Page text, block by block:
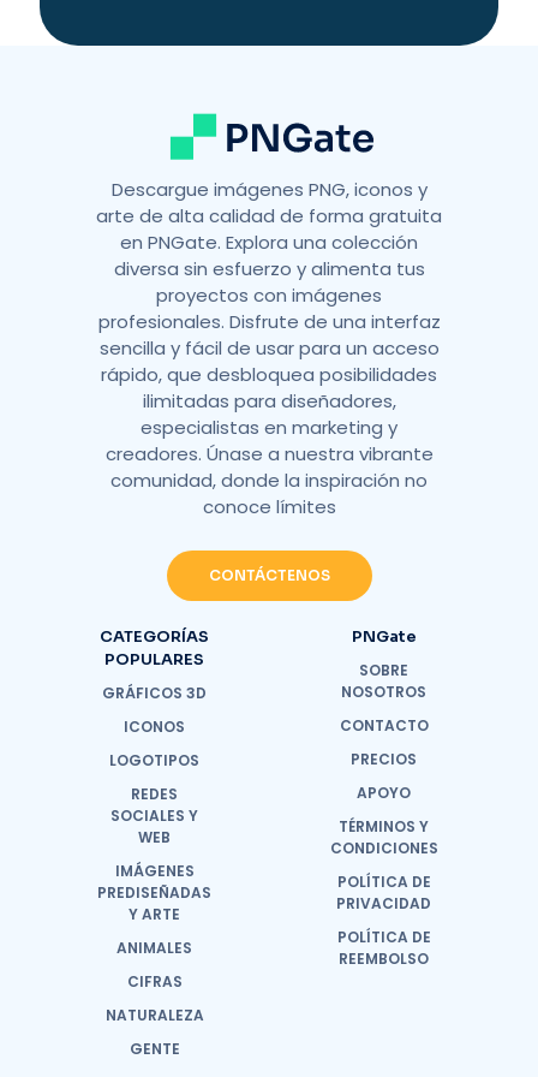
Descargue imágenes PNG, iconos y
arte de alta calidad de forma gratuita
en PNGate. Explora una colección
diversa sin esfuerzo y alimenta tus
proyectos con imágenes
profesionales. Disfrute de una interfaz
sencilla y fácil de usar para un acceso
rápido, que desbloquea posibilidades
ilimitadas para diseñadores,
especialistas en marketing y
creadores. Únase a nuestra vibrante
comunidad, donde la inspiración no
conoce límites
CONTÁCTENOS
CATEGORÍAS
POPULARES
GRÁFICOS 3D
ICONOS
LOGOTIPOS
REDES
SOCIALES Y
WEB
IMÁGENES
PREDISEÑADAS
Y ARTE
ANIMALES
CIFRAS
NATURALEZA
GENTE
PNGate
SOBRE
NOSOTROS
CONTACTO
PRECIOS
APOYO
TÉRMINOS Y
CONDICIONES
POLÍTICA DE
PRIVACIDAD
POLÍTICA DE
REEMBOLSO